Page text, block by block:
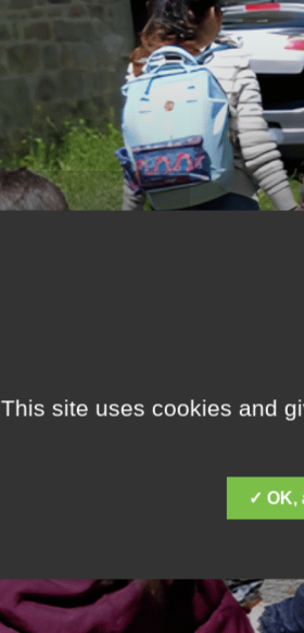
This site uses cookies and
✓ OK,